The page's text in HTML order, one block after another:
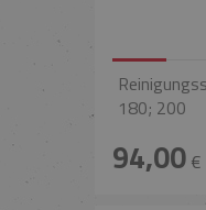
180; 200
94,00€